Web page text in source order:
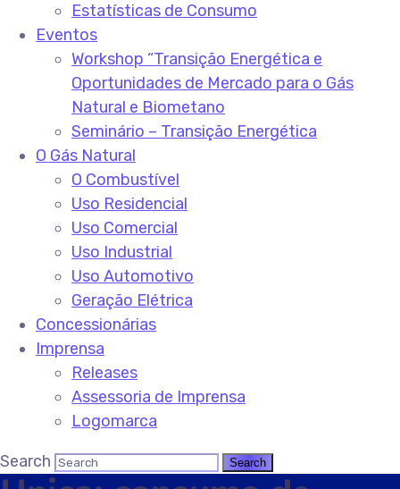
Estatísticas de Consumo
Eventos
Workshop “Transição Energética e
Oportunidades de Mercado para o Gás
Natural e Biometano
Seminário – Transição Energética
O Gás Natural
O Combustível
Uso Residencial
Uso Comercial
Uso Industrial
Uso Automotivo
Geração Elétrica
Concessionárias
Imprensa
Releases
Assessoria de Imprensa
Logomarca
Search